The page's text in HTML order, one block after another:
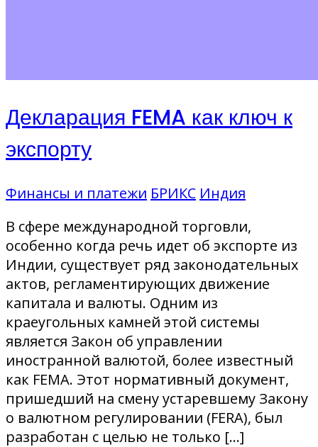
Декларация FEMA как ключ к
экспорту
Финансы и платежи БРИКС Индия
В сфере международной торговли,
особенно когда речь идет об экспорте из
Индии, существует ряд законодательных
актов, регламентирующих движение
капитала и валюты. Одним из
краеугольных камней этой системы
является Закон об управлении
иностранной валютой, более известный
как FEMA. Этот нормативный документ,
пришедший на смену устаревшему Закону
о валютном регулировании (FERA), был
разработан с целью не только […]